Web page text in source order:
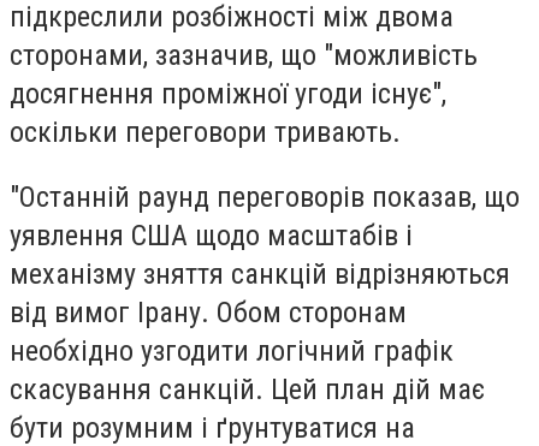
підкреслили розбіжності між двома
сторонами, зазначив, що "можливість
досягнення проміжної угоди існує",
оскільки переговори тривають.
"Останній раунд переговорів показав, що
уявлення США щодо масштабів і
механізму зняття санкцій відрізняються
від вимог Ірану. Обом сторонам
необхідно узгодити логічний графік
скасування санкцій. Цей план дій має
бути розумним і ґрунтуватися на